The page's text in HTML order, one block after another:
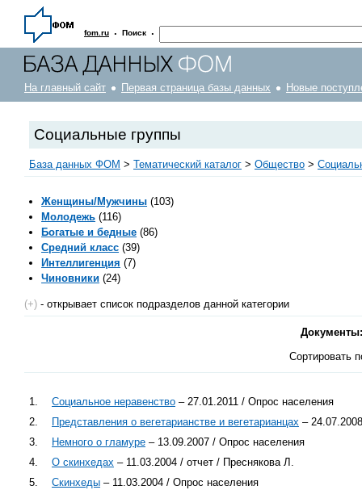
fom.ru · Поиск ·
На главный сайт Первая страница базы данных Новые
Социальные группы
База данных ФОМ > Тематический каталог > Общество >
Женщины/Мужчины (103)
Молодежь (116)
Богатые и бедные (86)
Средний класс (39)
Интеллигенция (7)
Чиновники (24)
(+) - открывает список подразделов данной категории
Сортировать
1. Социальное неравенство – 27.01.2011 / Опрос населения
2.
Представления о вегетарианстве и вегетарианцах –
3.
Немного о гламуре – 13.09.2007 / Опрос населения
4.
О скинхедах – 11.03.2004 / отчет / Преснякова Л.
5.
Скинхеды – 11.03.2004 / Опрос населения